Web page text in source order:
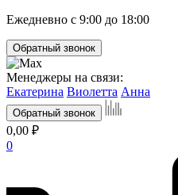
Ежедневно с 9:00 до 18:00
Обратный звонок
Менеджеры на связи:
Екатерина Виолетта Анна
Обратный звонок
0,00 ₽
0